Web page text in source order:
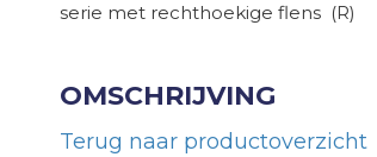
serie met rechthoekige flens (R)
OMSCHRIJVING
Terug naar productoverzicht